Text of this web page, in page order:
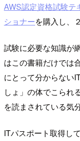
AWS認定資格試験テ
ショナーを購入し、
試験に必要な知識が
はこの書籍だけでは
にとって分からない
しょ」の体でこられ
を読まされている気
ITパスポート取得し